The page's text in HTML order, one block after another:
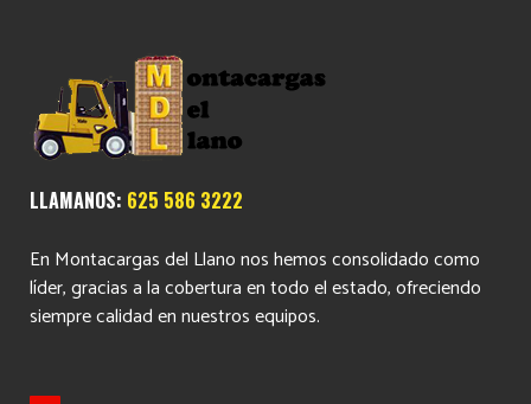
LLAMANOS: 625 586 3222
En Montacargas del Llano nos hemos consolidado como
líder, gracias a la cobertura en todo el estado, ofreciendo
siempre calidad en nuestros equipos.